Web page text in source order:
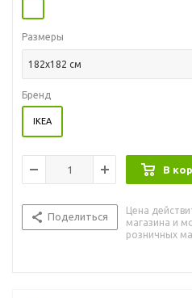
Размеры
182x182 см
Бренд
IKEA
В
Поделиться
Цена
магазина и
розничных